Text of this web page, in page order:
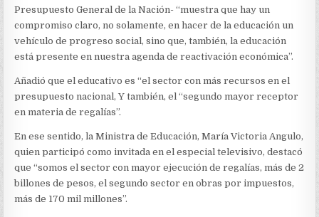
Presupuesto General de la Nación- “muestra que hay un
compromiso claro, no solamente, en hacer de la educación un
vehículo de progreso social, sino que, también, la educación
está presente en nuestra agenda de reactivación económica”.
Añadió que el educativo es “el sector con más recursos en el
presupuesto nacional, Y también, el “segundo mayor receptor
en materia de regalías”.
En ese sentido, la Ministra de Educación, María Victoria Angulo,
quien participó como invitada en el especial televisivo, destacó
que “somos el sector con mayor ejecución de regalías, más de 2
billones de pesos, el segundo sector en obras por impuestos,
más de 170 mil millones”.